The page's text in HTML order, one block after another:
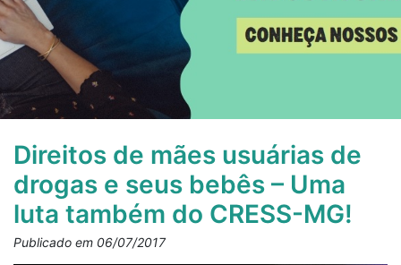
Direitos de mães usuárias de
drogas e seus bebês – Uma
luta também do CRESS-MG!
Publicado em 06/07/2017